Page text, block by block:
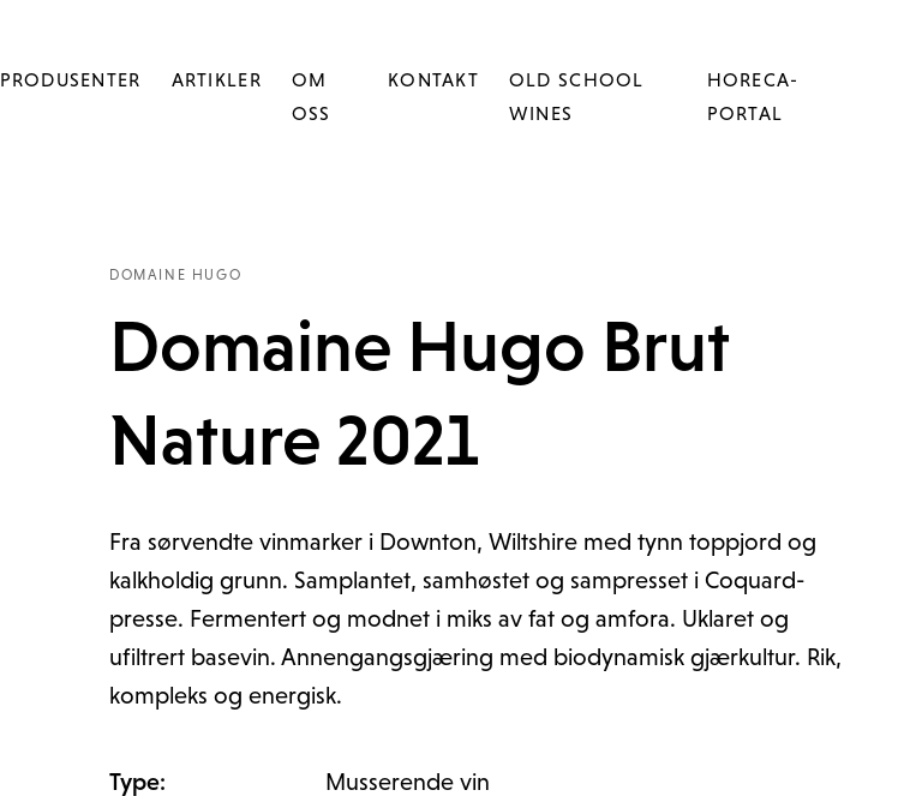
PRODUSENTER ARTIKLER
OM
OSS
KONTAKT
OLD SCHOOL
WINES
HORECA-
PORTAL
DOMAINE HUGO
Domaine Hugo Brut
Nature 2021
Fra sørvendte vinmarker i Downton, Wiltshire med tynn toppjord og
kalkholdig grunn. Samplantet, samhøstet og sampresset i Coquard-
presse. Fermentert og modnet i miks av fat og amfora. Uklaret og
ufiltrert basevin. Annengangsgjæring med biodynamisk gjærkultur. Rik,
kompleks og energisk.
Type: Musserende vin